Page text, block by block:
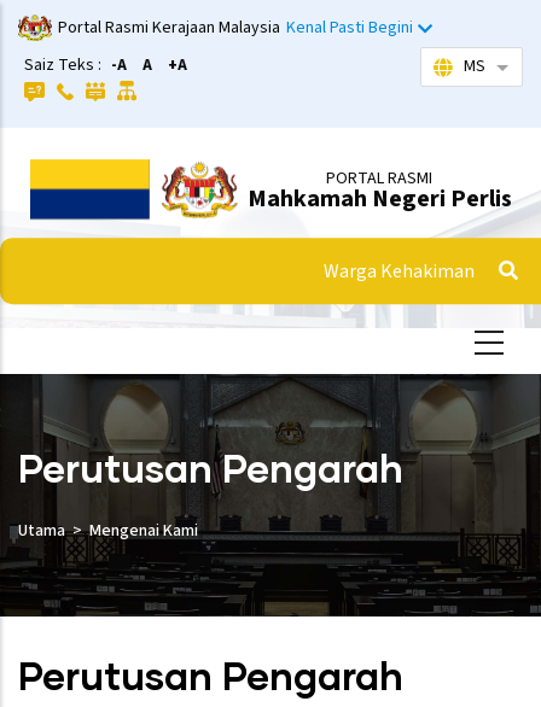
Langkau
ke
kandungan
utama
Portal Rasmi Kerajaan Malaysia Kenal Pasti Begini
Saiz Teks : -A A +A MS
PORTAL RASMI
Mahkamah Negeri Perlis
Warga Kehakiman
Perutusan Pengarah
Utama Mengenai Kami
Perutusan Pengarah